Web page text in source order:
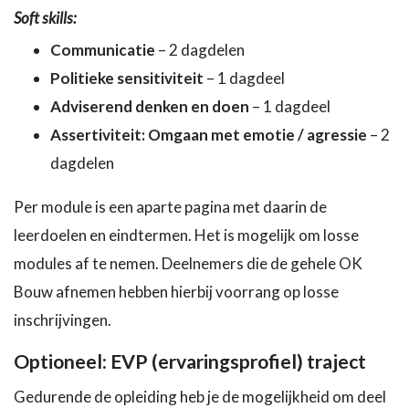
Soft skills:
Communicatie – 2 dagdelen
Politieke sensitiviteit – 1 dagdeel
Adviserend denken en doen – 1 dagdeel
Assertiviteit: Omgaan met emotie / agressie – 2
dagdelen
Per module is een aparte pagina met daarin de
leerdoelen en eindtermen. Het is mogelijk om losse
modules af te nemen. Deelnemers die de gehele OK
Bouw afnemen hebben hierbij voorrang op losse
inschrijvingen.
Optioneel: EVP (ervaringsprofiel) traject
Gedurende de opleiding heb je de mogelijkheid om deel